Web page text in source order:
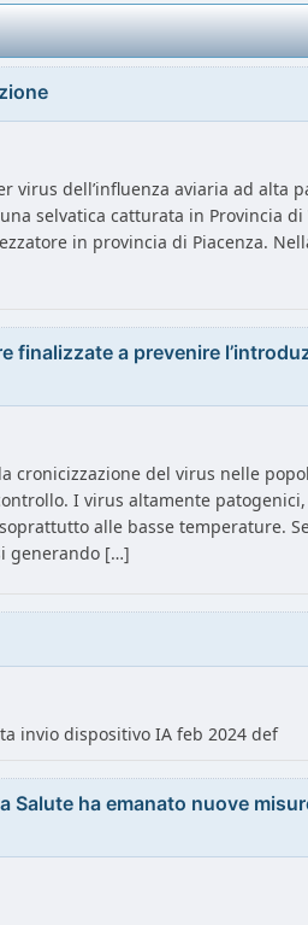
dell’influenza aviaria ad alta
selvatica catturata in Provincia di
in provincia di Piacenza.
finalizzate a prevenire
cronicizzazione del virus nelle
I virus altamente
alle basse temperature.
generando […]
invio dispositivo IA feb 2024 def
Salute ha emanato nuove